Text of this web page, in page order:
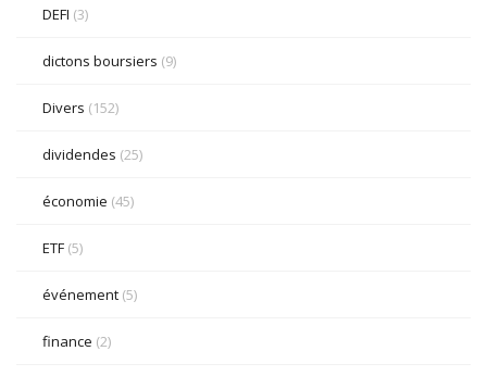
DEFI (3)
dictons boursiers (9)
Divers (152)
dividendes (25)
économie (45)
ETF (5)
événement (5)
finance (2)